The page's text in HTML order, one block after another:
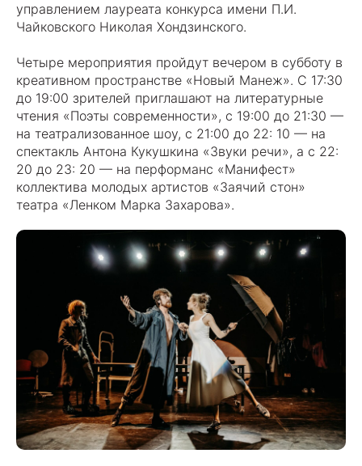
управлением лауреата конкурса имени П.И.
Чайковского Николая Хондзинского.
Четыре мероприятия пройдут вечером в субботу в
креативном пространстве «Новый Манеж». С 17:30
до 19:00 зрителей приглашают на литературные
чтения «Поэты современности», с 19:00 до 21:30 —
на театрализованное шоу, с 21:00 до 22: 10 — на
спектакль Антона Кукушкина «Звуки речи», а с 22:
20 до 23: 20 — на перформанс «Манифест»
коллектива молодых артистов «Заячий стон»
театра «Ленком Марка Захарова».